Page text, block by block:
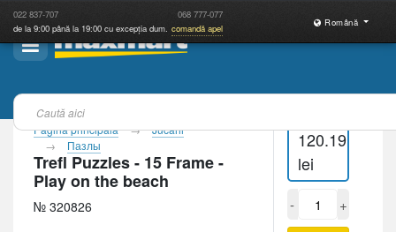
022 837-707 068 777-077
de la 9:00 până la 19:00 cu excepția dum. comandă apel
Română
Pagina principală
Jucării
Пазлы
Trefl Puzzles - 15 Frame -
Play on the beach
№ 320826
120.19
lei
- +